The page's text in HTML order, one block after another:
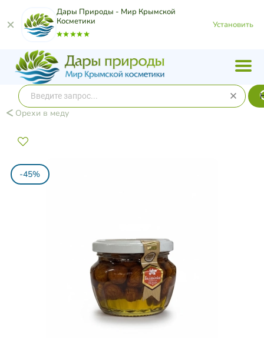
Дары Природы - Мир Крымской
Косметики
Установить
Орехи в меду
-45%